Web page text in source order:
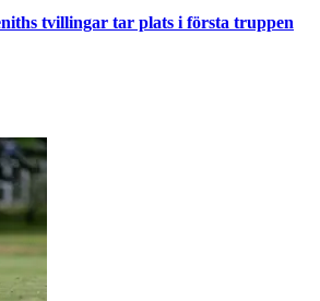
tvillingar tar plats i första truppen